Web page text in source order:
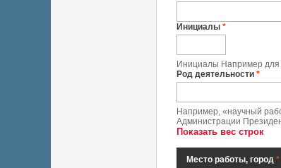
Инициалы *
Инициалы Например для
Род деятельности *
Например, «научный
Администрации
Показать вес строк
Место работы, город *